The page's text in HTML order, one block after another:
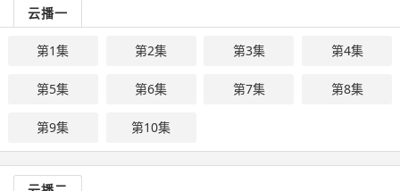
云播一
第1集 第2集 第3集 第4集
第5集 第6集 第7集 第8集
第9集 第10集